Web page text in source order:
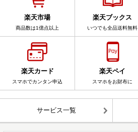
楽天市場
商品数は1億点以上
楽天ブックス
いつでも全品送料無料
楽天カード
スマホでカンタン申込
楽天ペイ
スマホをお財布に
サービス一覧